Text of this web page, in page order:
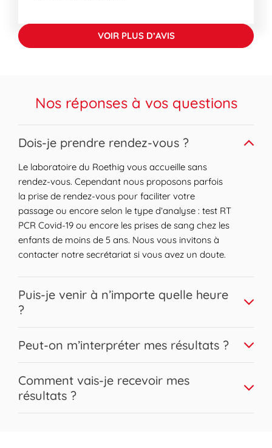
VOIR PLUS D’AVIS
Nos réponses à vos questions
Dois-je prendre rendez-vous ?
Expand or collapse answer
Le laboratoire du Roethig vous accueille sans
rendez-vous. Cependant nous proposons parfois
la prise de rendez-vous pour faciliter votre
passage ou encore selon le type d’analyse : test RT
PCR Covid-19 ou encore les prises de sang chez les
enfants de moins de 5 ans. Nous vous invitons à
contacter notre secrétariat si vous avez un doute.
Puis-je venir à n’importe quelle heure
?
Expand or collapse answer
Les prises de sang peuvent être réalisées pour la
plupart sans contrainte horaire en respectant les
conditions de jeûne éventuelles. Afin d’assurer une
fiabilité optimale des résultats en évitant le
Peut-on m’interpréter mes résultats ?
Expand or collapse answer
pour répondre à l’ensemble de vos questions et
interpréter en toute confidentialité vos résultats,
demandez-le à l’accueil !
Comment vais-je recevoir mes
résultats ?
Expand or collapse answer